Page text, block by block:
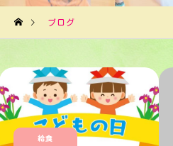
ブログ
給食